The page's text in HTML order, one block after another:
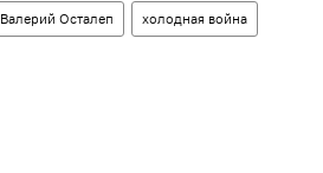
Валерий Осталеп холодная война